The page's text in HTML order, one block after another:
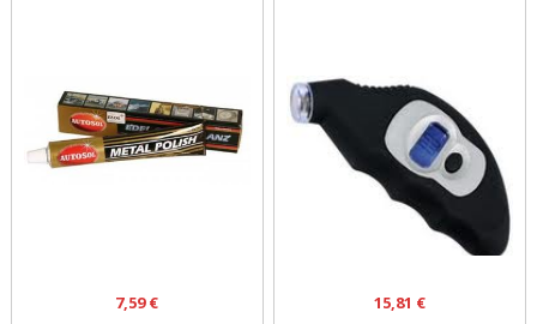
7,59 € 15,81 €